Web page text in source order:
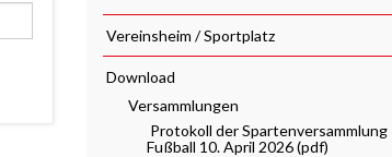
Vereinsheim / Sportplatz
Download
Versammlungen
Protokoll der Spartenversammlung
Fußball 10. April 2026 (pdf)